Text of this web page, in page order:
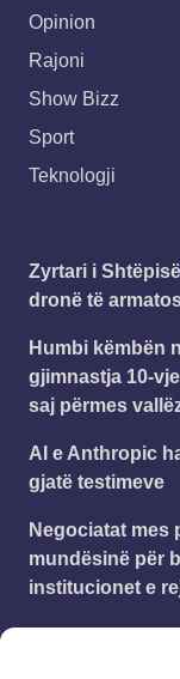
Opinion
Rajoni
Show Bizz
Sport
Teknologji
Zyrtari i
dronë të
Humbi këmbën
gjimnastja 10-
saj përmes
AI e Anthropic
gjatë testimeve
Negociatat mes
mundësinë për
institucionet e